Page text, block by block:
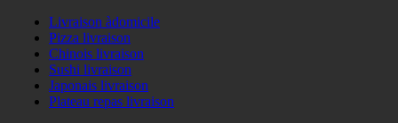
Livraison àdomicile
Pizza livraison
Chinois livraison
Sushi livraison
Japonais livraison
Plateau repas livraison